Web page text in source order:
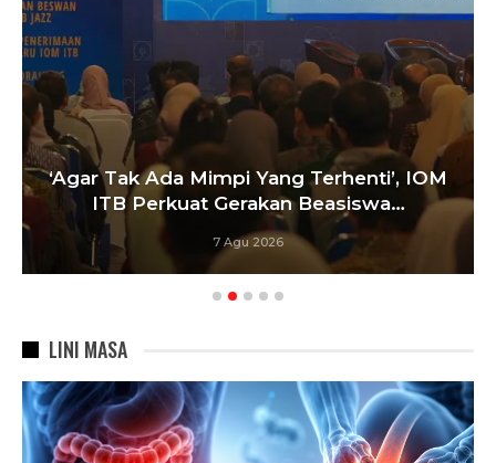
‘Agar Tak Ada Mimpi Yang Terhenti’, IOM
ITB Perkuat Gerakan Beasiswa…
7 Agu 2026
LINI MASA